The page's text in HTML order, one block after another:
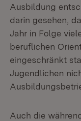
Ausbildung
darin gesehen,
Jahr in Folge
beruflichen
eingeschränkt
Jugendlichen
Auch die